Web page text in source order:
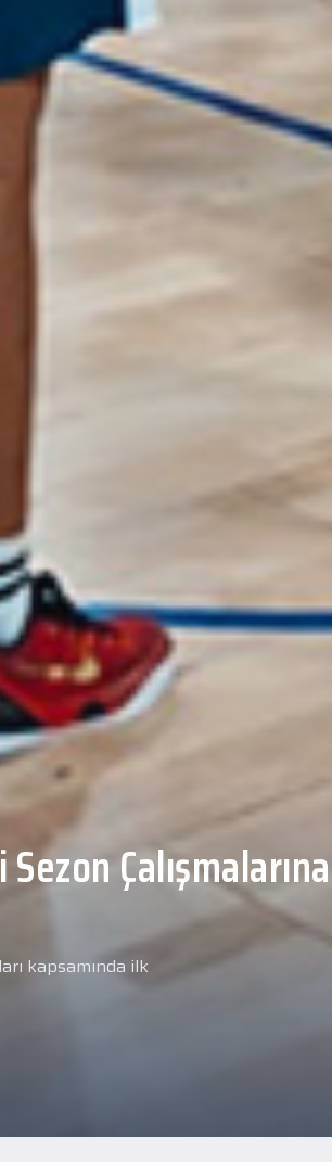
Anadolu Sağlık
kontrolünden
kapsamında yeni
Anadolu Sağlık Merkezi